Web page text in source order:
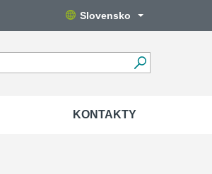
Slovensko
KONTAKTY